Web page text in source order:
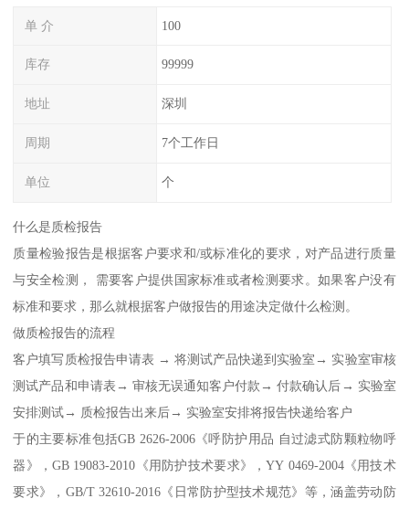
单 介 100
库存 99999
地址 深圳
周期 7个工作日
单位 个
什么是质检报告
质量检验报告是根据客户要求和/或标准化的要求，对产品进行质量
与安全检测， 需要客户提供国家标准或者检测要求。如果客户没有
标准和要求，那么就根据客户做报告的用途决定做什么检测。
做质检报告的流程
客户填写质检报告申请表 → 将测试产品快递到实验室→ 实验室审核
测试产品和申请表→ 审核无误通知客户付款→ 付款确认后→ 实验室
安排测试→ 质检报告出来后→ 实验室安排将报告快递给客户
于的主要标准包括GB 2626-2006《呼防护用品 自过滤式防颗粒物呼
器》，GB 19083-2010《用防护技术要求》，YY 0469-2004《用技术
要求》，GB/T 32610-2016《日常防护型技术规范》等，涵盖劳动防